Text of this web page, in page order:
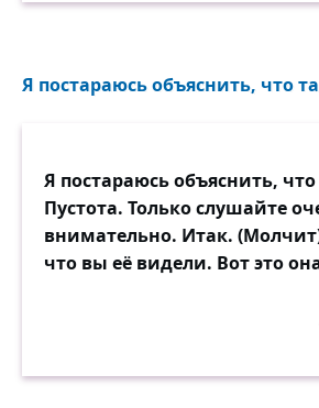
Я постараюсь объяснить, что
Я постараюсь объяснить, что
Пустота. Только слушайте
внимательно. Итак.
что вы её видели. Вот это